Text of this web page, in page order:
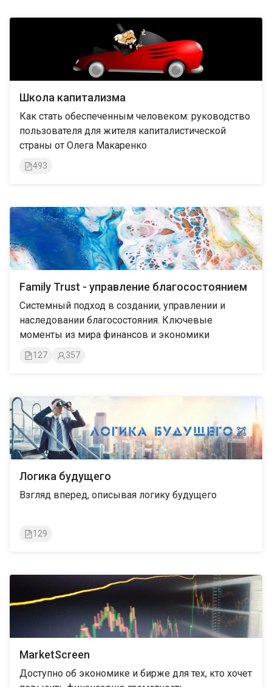
Школа капитализма
Как стать обеспеченным человеком: руководство
пользователя для жителя капиталистической
страны от Олега Макаренко
493
Family Trust - управление благосостоянием
Системный подход в создании, управлении и
наследовании благосостояния. Ключевые
моменты из мира финансов и экономики
127 357
Логика будущего
Взгляд вперед, описывая логику будущего
129
MarketScreen
Доступно об экономике и бирже для тех, кто хочет